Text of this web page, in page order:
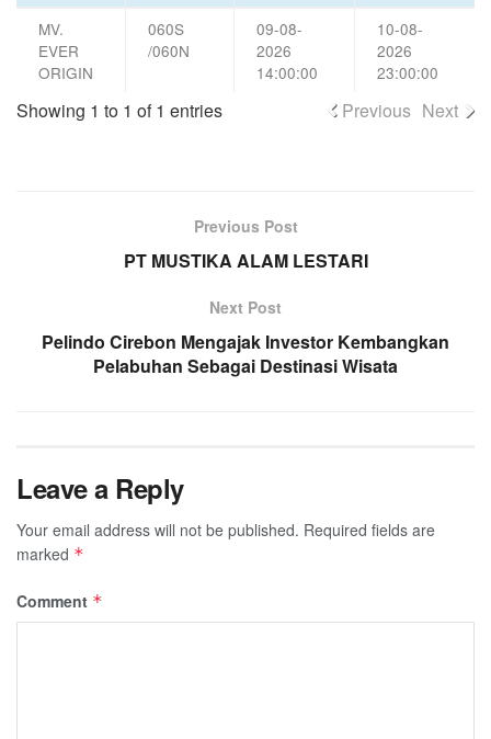
MV.
EVER
ORIGIN
060S
/060N
09-08-
2026
14:00:00
10-08-
2026
23:00:00
Showing 1 to 1 of 1 entries Previous Next
Previous Post
PT MUSTIKA ALAM LESTARI
Next Post
Pelindo Cirebon Mengajak Investor Kembangkan
Pelabuhan Sebagai Destinasi Wisata
Leave a Reply
Your email address will not be published. Required fields are
marked *
Comment *